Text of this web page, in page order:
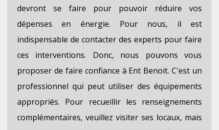
devront se faire pour pouvoir réduire vos
dépenses en énergie. Pour nous, il est
indispensable de contacter des experts pour faire
ces interventions. Donc, nous pouvons vous
proposer de faire confiance à Ent Benoit. C'est un
professionnel qui peut utiliser des équipements
appropriés. Pour recueillir les renseignements
complémentaires, veuillez visiter ses locaux, mais